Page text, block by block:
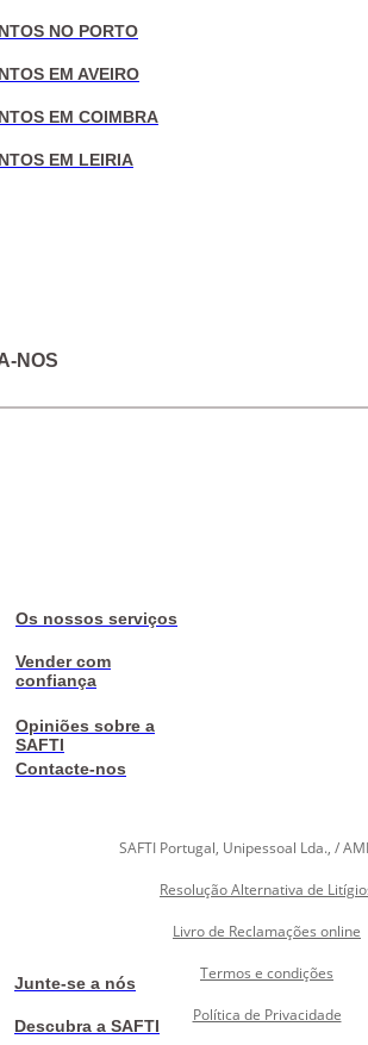
NO PORTO
EM AVEIRO
EM COIMBRA
EM LEIRIA
NOS
Os nossos serviços
Vender com
confiança
Opiniões sobre a
SAFTI
Contacte-nos
Junte-se a nós
Descubra a SAFTI
SAFTI Portugal, Unipessoal Lda., /
Resolução Alternativa de
Livro de Reclamações online
Termos e condições
Política de Privacidade